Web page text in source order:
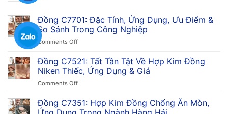
Đồng C7701: Đặc Tính, Ứng Dụng, Ưu Điểm &
So Sánh Trong Công Nghiệp
Comments Offon
C7701:
Đặc
Tính,
Ứng
Ưu
Điểm
Đồng C7521: Tất Tần Tật Về Hợp Kim Đồng
Niken Thiếc, Ứng Dụng & Giá
Comments Offon
C7521:
Tất
Đồng C7351: Hợp Kim Đồng Chống Ăn Mòn,